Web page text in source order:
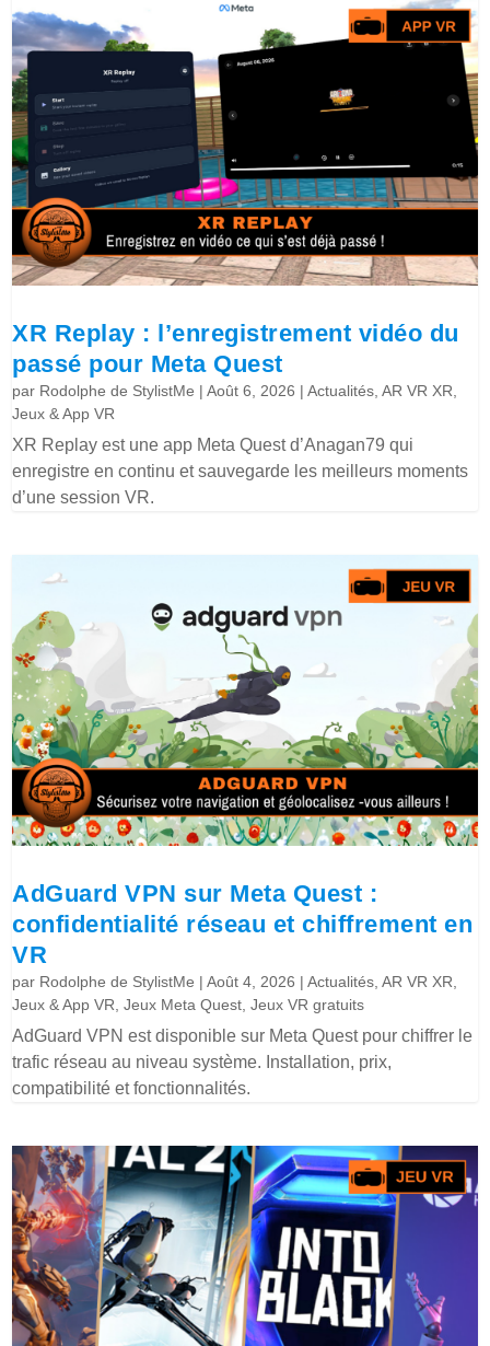
XR Replay : l’enregistrement vidéo du
passé pour Meta Quest
par Rodolphe de StylistMe |Août 6, 2026 |Actualités ,AR VR XR
Jeux & App VR
XR Replay est une app Meta Quest d’Anagan79 qui
enregistre en continu et sauvegarde les meilleurs moments
d’une session VR.
AdGuard VPN sur Meta Quest :
confidentialité réseau et chiffrement en
VR
par Rodolphe de StylistMe |Août 4, 2026 |Actualités ,AR VR XR
Jeux & App VR ,Jeux Meta Quest ,Jeux VR gratuits
AdGuard VPN est disponible sur Meta Quest pour chiffrer le
trafic réseau au niveau système. Installation, prix,
compatibilité et fonctionnalités.